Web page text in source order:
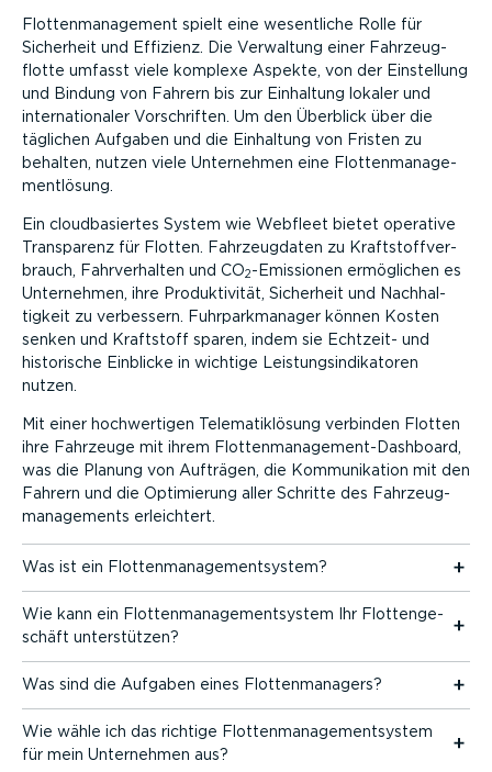
Zum Inhalt
Flotten­ma­nagement spielt eine wesentliche Rolle für
Sicherheit und Effizienz. Die Verwaltung einer Fahrzeug­
flotte umfasst viele komplexe Aspekte, von der Einstellung
und Bindung von Fahrern bis zur Einhaltung lokaler und
inter­na­tio­naler Vorschriften. Um den Überblick über die
täglichen Aufgaben und die Einhaltung von Fristen zu
behalten, nutzen viele Unternehmen eine Flotten­ma­nage­
ment­lösung.
Ein cloud­ba­siertes System wie Webfleet bietet operative
Transparenz für Flotten. Fahrzeug­daten zu Kraft­stoff­ver­
brauch, Fahrver­halten und CO2-Emissionen ermöglichen es
Unternehmen, ihre Produk­ti­vität, Sicherheit und Nachhal­
tigkeit zu verbessern. Fuhrpark­ma­nager können Kosten
senken und Kraftstoff sparen, indem sie Echtzeit- und
historische Einblicke in wichtige Leistungs­in­di­ka­toren
nutzen.
Mit einer hochwer­tigen Telema­tik­lösung verbinden Flotten
ihre Fahrzeuge mit ihrem Flotten­management-Dashboard,
was die Planung von Aufträgen, die Kommu­ni­kation mit den
Fahrern und die Optimierung aller Schritte des Fahrzeug­
ma­nage­ments erleichtert.
Was ist ein Flotten­ma­nage­ment­system?
Wie kann ein Flotten­ma­nage­ment­system Ihr Flotten­ge­
schäft unter­stützen?
Was sind die Aufgaben eines Flotten­ma­nagers?
Wie wähle ich das richtige Flotten­ma­nage­ment­system
für mein Unternehmen aus?